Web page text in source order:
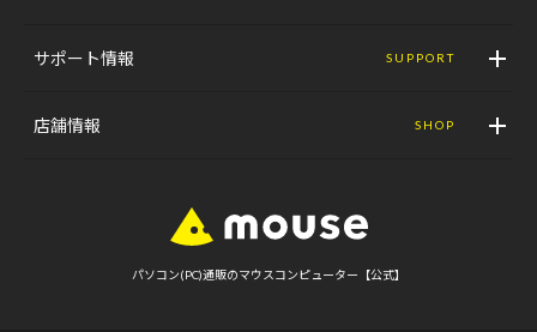
サポート情報 SUPPORT
店舗情報 SHOP
パソコン(PC)通販のマウスコンピューター【公式】